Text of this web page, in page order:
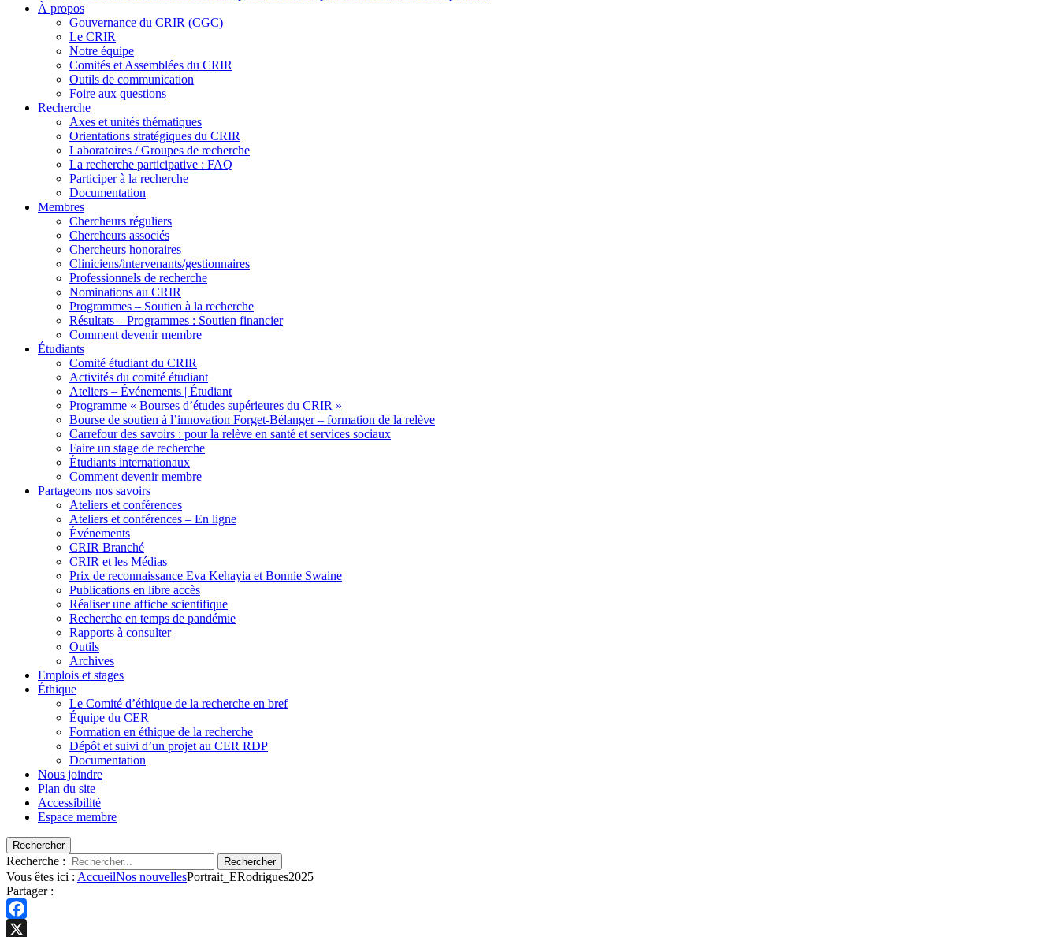
À propos
Gouvernance du CRIR (CGC)
Le CRIR
Notre équipe
Comités et Assemblées du CRIR
Outils de communication
Foire aux questions
Recherche
Axes et unités thématiques
Orientations stratégiques du CRIR
Laboratoires / Groupes de recherche
La recherche participative : FAQ
Participer à la recherche
Documentation
Membres
Chercheurs réguliers
Chercheurs associés
Chercheurs honoraires
Cliniciens/intervenants/gestionnaires
Professionnels de recherche
Nominations au CRIR
Programmes – Soutien à la recherche
Résultats – Programmes : Soutien financier
Comment devenir membre
Étudiants
Comité étudiant du CRIR
Activités du comité étudiant
Ateliers – Événements | Étudiant
Programme « Bourses d’études supérieures du CRIR »
Bourse de soutien à l’innovation Forget-Bélanger – formation de la relève
Carrefour des savoirs : pour la relève en santé et services sociaux
Faire un stage de recherche
Étudiants internationaux
Comment devenir membre
Partageons nos savoirs
Ateliers et conférences
Ateliers et conférences – En ligne
Événements
CRIR Branché
CRIR et les Médias
Prix de reconnaissance Eva Kehayia et Bonnie Swaine
Publications en libre accès
Réaliser une affiche scientifique
Recherche en temps de pandémie
Rapports à consulter
Outils
Archives
Emplois et stages
Éthique
Le Comité d’éthique de la recherche en bref
Équipe du CER
Formation en éthique de la recherche
Dépôt et suivi d’un projet au CER RDP
Documentation
Nous joindre
Plan du site
Accessibilité
Espace membre
Rechercher
Recherche : Rechercher
Vous êtes ici : AccueilNos nouvellesPortrait_ERodrigues2025
Partager :
Facebook